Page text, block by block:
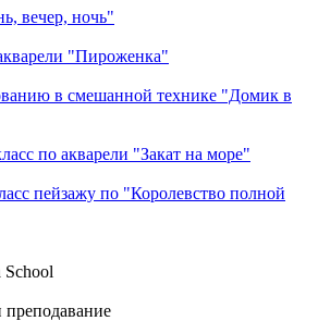
вечер, ночь"
"Пироженка"
в смешанной технике "Домик в
по акварели "Закат на море"
пейзажу по "Королевство полной